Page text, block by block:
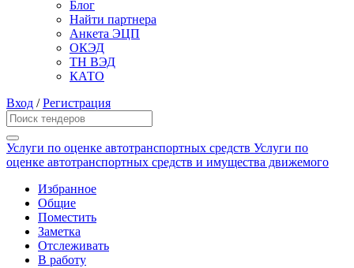
Блог
Найти партнера
Анкета ЭЦП
ОКЭД
ТН ВЭД
КАТО
Вход /Регистрация
Услуги по оценке автотранспортных средств Услуги по
оценке автотранспортных средств и имущества движемого
Избранное
Общие
Поместить
Заметка
Отслеживать
В работу